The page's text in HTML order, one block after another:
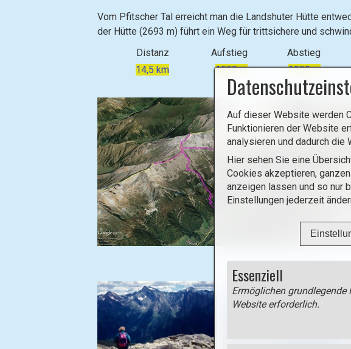
Vom Pfitscher Tal erreicht man die Landshuter Hütte
der Hütte (2693 m) führt ein Weg für trittsichere und
Distanz
Aufstieg
Abstieg
14,5 km
1550 m 1550 m
l
d
i
Auf dieser Website werden
Funktionieren der Website
analysieren und dadurch
Hier sehen Sie eine
Cookies akzeptieren,
anzeigen lassen und so nur
Einstellungen jederzeit
Essenziell
Ermöglichen
Website erforderlich.